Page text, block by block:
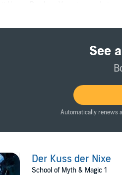
Hexen, Drachen, Vampiren und
(P)2024 Hörbuch Hamburg HHV
See
Automatically renews
Der Kuss der Nixe
School of Myth & Magic 1